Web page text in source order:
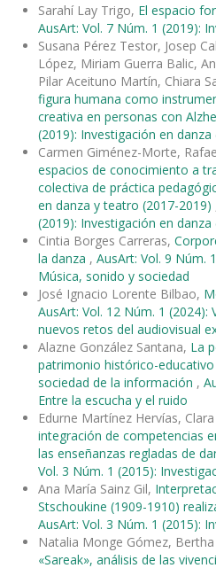
Sarahí Lay Trigo, El espacio
AusArt: Vol. 7 Núm. 1 (2019):
Susana Pérez Testor, Josep
López, Miriam Guerra Balic,
Pilar Aceituno Martín, Chiara
figura humana como
creativa en personas con
(2019): Investigación en danza
Carmen Giménez-Morte,
espacios de conocimiento a
colectiva de práctica
en danza y teatro (2017-2019)
(2019): Investigación en danza
Cintia Borges Carreras,
la danza , AusArt: Vol. 9 Núm.
Música, sonido y sociedad
José Ignacio Lorente Bilbao,
AusArt: Vol. 12 Núm. 1 (2024):
nuevos retos del audiovisual
Alazne González Santana, La
patrimonio histórico-
sociedad de la información ,
Entre la escucha y el ruido
Edurne Martínez Hervías,
integración de competencias
las enseñanzas regladas de
Vol. 3 Núm. 1 (2015):
Ana María Sainz Gil,
Stschoukine (1909-1910)
AusArt: Vol. 3 Núm. 1 (2015):
Natalia Monge Gómez,
«Sareak», análisis de las